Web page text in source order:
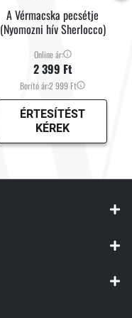
A Vérmacska pecsétje
(Nyomozni hív Sherlocco)
Online ár:
2 399 Ft
Borító ár:2 999 Ft
ÉRTESÍTÉST
KÉREK